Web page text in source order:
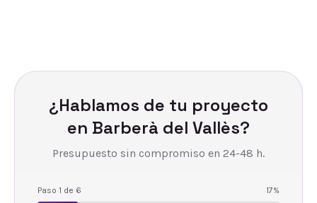
¿Hablamos de tu proyecto
en Barberà del Vallès?
Presupuesto sin compromiso en 24-48 h.
Paso 1 de 6 17%